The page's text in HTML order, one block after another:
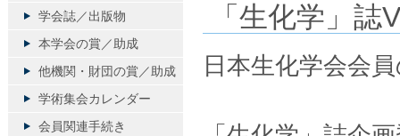
「生化学」誌
日本生化学会会
学会誌／出版物
本学会の賞／助成
他機関・財団の賞／助成
学術集会カレンダー
会員関連手続き